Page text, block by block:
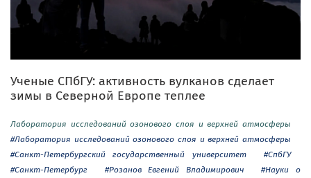
Ученые СПбГУ: активность вулканов сделает
зимы в Северной Европе теплее
Лаборатория исследований озонового слоя и верхней атмосферы
#Лаборатория исследований озонового слоя и верхней атмосферы
#Санкт-Петербургский государственный университет
#СпбГУ
#Санкт-Петербург
#Розанов Евгений Владимирович
#Науки о